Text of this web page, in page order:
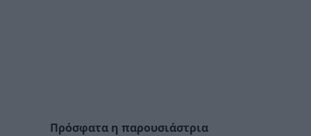
Πρόσφατα η παρουσιάστρια